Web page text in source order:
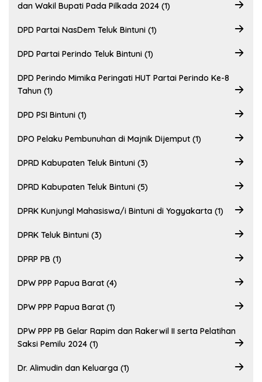
dan Wakil Bupati Pada Pilkada 2024 (1)
DPD Partai NasDem Teluk Bintuni (1)
DPD Partai Perindo Teluk Bintuni (1)
DPD Perindo Mimika Peringati HUT Partai Perindo Ke-8
Tahun (1)
DPD PSI Bintuni (1)
DPO Pelaku Pembunuhan di Majnik Dijemput (1)
DPRD Kabupaten Teluk Bintuni (3)
DPRD Kabupaten Teluk Bintuni (5)
DPRK Kunjungl Mahasiswa/i Bintuni di Yogyakarta (1)
DPRK Teluk Bintuni (3)
DPRP PB (1)
DPW PPP Papua Barat (4)
DPW PPP Papua Barat (1)
DPW PPP PB Gelar Rapim dan Rakerwil II serta Pelatihan
Saksi Pemilu 2024 (1)
Dr. Alimudin dan Keluarga (1)